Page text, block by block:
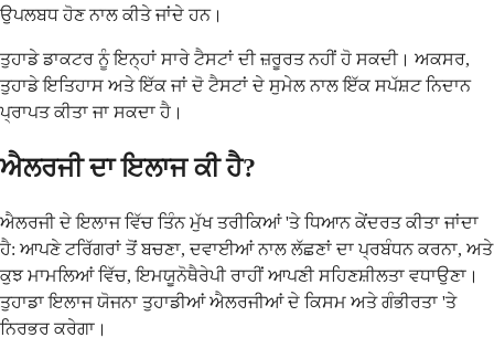
ਉਪਲਬਧ ਹੋਣ ਨਾਲ ਕੀਤੇ ਜਾਂਦੇ ਹਨ।
ਤੁਹਾਡੇ ਡਾਕਟਰ ਨੂੰ ਇਨ੍ਹਾਂ ਸਾਰੇ ਟੈਸਟਾਂ ਦੀ ਜ਼ਰੂਰਤ ਨਹੀਂ ਹੋ ਸਕਦੀ। ਅਕਸਰ,
ਤੁਹਾਡੇ ਇਤਿਹਾਸ ਅਤੇ ਇੱਕ ਜਾਂ ਦੋ ਟੈਸਟਾਂ ਦੇ ਸੁਮੇਲ ਨਾਲ ਇੱਕ ਸਪੱਸ਼ਟ ਨਿਦਾਨ
ਪ੍ਰਾਪਤ ਕੀਤਾ ਜਾ ਸਕਦਾ ਹੈ।
ਐਲਰਜੀ ਦਾ ਇਲਾਜ ਕੀ ਹੈ?
ਐਲਰਜੀ ਦੇ ਇਲਾਜ ਵਿੱਚ ਤਿੰਨ ਮੁੱਖ ਤਰੀਕਿਆਂ 'ਤੇ ਧਿਆਨ ਕੇਂਦਰਤ ਕੀਤਾ ਜਾਂਦਾ
ਹੈ: ਆਪਣੇ ਟਰਿੱਗਰਾਂ ਤੋਂ ਬਚਣਾ, ਦਵਾਈਆਂ ਨਾਲ ਲੱਛਣਾਂ ਦਾ ਪ੍ਰਬੰਧਨ ਕਰਨਾ, ਅਤੇ
ਕੁਝ ਮਾਮਲਿਆਂ ਵਿੱਚ, ਇਮਯੂਨੋਥੈਰੇਪੀ ਰਾਹੀਂ ਆਪਣੀ ਸਹਿਣਸ਼ੀਲਤਾ ਵਧਾਉਣਾ।
ਤੁਹਾਡਾ ਇਲਾਜ ਯੋਜਨਾ ਤੁਹਾਡੀਆਂ ਐਲਰਜੀਆਂ ਦੇ ਕਿਸਮ ਅਤੇ ਗੰਭੀਰਤਾ 'ਤੇ
ਨਿਰਭਰ ਕਰੇਗਾ।